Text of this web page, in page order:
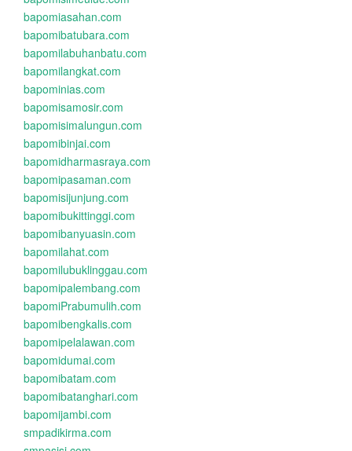
bapomiasahan.com
bapomibatubara.com
bapomilabuhanbatu.com
bapomilangkat.com
bapominias.com
bapomisamosir.com
bapomisimalungun.com
bapomibinjai.com
bapomidharmasraya.com
bapomipasaman.com
bapomisijunjung.com
bapomibukittinggi.com
bapomibanyuasin.com
bapomilahat.com
bapomilubuklinggau.com
bapomipalembang.com
bapomiPrabumulih.com
bapomibengkalis.com
bapomipelalawan.com
bapomidumai.com
bapomibatam.com
bapomibatanghari.com
bapomijambi.com
smpadikirma.com